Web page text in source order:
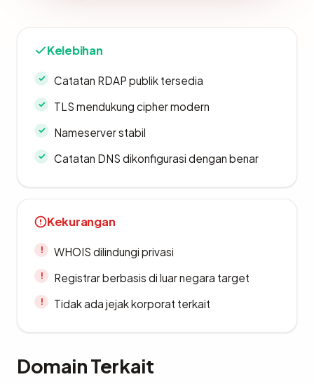
Kelebihan
Catatan RDAP publik tersedia
TLS mendukung cipher modern
Nameserver stabil
Catatan DNS dikonfigurasi dengan benar
Kekurangan
WHOIS dilindungi privasi
Registrar berbasis di luar negara target
Tidak ada jejak korporat terkait
Domain Terkait